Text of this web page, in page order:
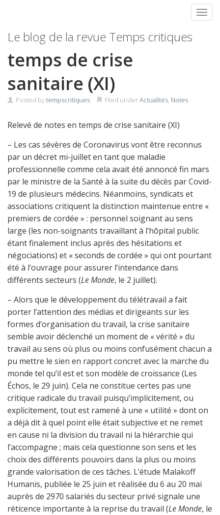
Le blog de la revue Temps critiques
Relevé de notes en
temps de crise
sanitaire (XI)
Posted bytempscritiques Filed underActualités, Notes
Relevé de notes en temps de crise sanitaire (XI)
– Les cas sévères de Coronavirus vont être reconnus
par un décret mi-juillet en tant que maladie
professionnelle comme cela avait été annoncé fin mars
par le ministre de la Santé à la suite du décès par Covid-
19 de plusieurs médecins. Néanmoins, syndicats et
associations critiquent la distinction maintenue entre «
premiers de cordée » : personnel soignant au sens
large (les non-soignants travaillant à l’hôpital public
étant finalement inclus après des hésitations et
négociations) et « seconds de cordée » qui ont pourtant
été à l’ouvrage pour assurer l’intendance dans
différents secteurs (Le Monde, le 2 juillet).
– Alors que le développement du télétravail a fait
porter l’attention des médias et dirigeants sur les
formes d’organisation du travail, la crise sanitaire
semble avoir déclenché un moment de « vérité » du
travail au sens où plus ou moins confusément chacun a
pu mettre le sien en rapport concret avec la marche du
monde tel qu’il est et son modèle de croissance (Les
Échos, le 29 juin). Cela ne constitue certes pas une
critique radicale du travail puisqu’implicitement, ou
explicitement, tout est ramené à une « utilité » dont on
a déjà dit à quel point elle était subjective et ne remet
en cause ni la division du travail ni la hiérarchie qui
l’accompagne ; mais cela questionne son sens et les
choix des différents pouvoirs dans la plus ou moins
grande valorisation de ces tâches. L’étude Malakoff
Humanis, publiée le 25 juin et réalisée du 6 au 20 mai
auprès de 2970 salariés du secteur privé signale une
réticence importante à la reprise du travail (Le Monde, le